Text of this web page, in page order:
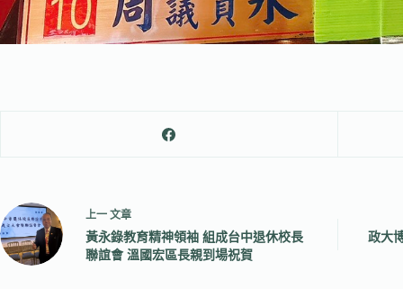
上一 文章
黃永錄教育精神領袖 組成台中退休校長
聯誼會 溫國宏區長親到場祝賀
政大